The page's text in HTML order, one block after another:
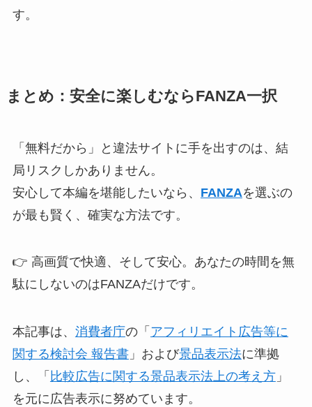
す。
まとめ：安全に楽しむならFANZA一択
「無料だから」と違法サイトに手を出すのは、結
局リスクしかありません。
安心して本編を堪能したいなら、 FANZAを選ぶの
が最も賢く、確実な方法です。
👉 高画質で快適、そして安心。あなたの時間を無
駄にしないのはFANZAだけです。
本記事は、 消費者庁の「 アフィリエイト広告等に
関する検討会 報告書」および景品表示法に準拠
し、「 比較広告に関する景品表示法上の考え方」
を元に広告表示に努めています。